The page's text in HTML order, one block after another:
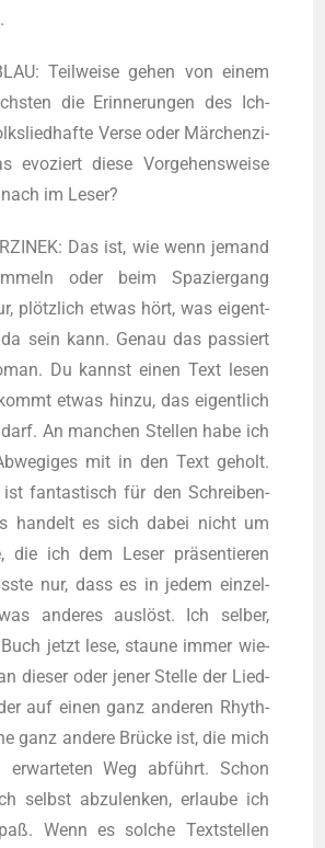
Teil­wei­se gehen von einem
die Erin­ne­run­gen des Ich-
Ver­se oder Mär­chen­zi­
evo­ziert die­se Vor­ge­hens­wei­se
im Leser?
Das ist, wie wenn jemand
oder beim Spa­zier­gang
plötz­lich etwas hört, was eigent­
sein kann. Genau das pas­siert
Du kannst einen Text lesen
etwas hin­zu, das eigent­lich
An man­chen Stel­len habe ich
mit in den Text geholt.
ist fan­tas­tisch für den Schrei­ben­
han­delt es sich dabei nicht um
die ich dem Leser prä­sen­tie­ren
nur, dass es in jedem ein­zel­
ande­res aus­löst. Ich sel­ber,
jetzt lese, stau­ne immer wie­
die­ser oder jener Stel­le der Lied­
auf einen ganz ande­ren Rhyth­
ganz ande­re Brü­cke ist, die mich
erwar­te­ten Weg abführt. Schon
selbst abzu­len­ken, erlau­be ich
Wenn es sol­che Text­stel­len